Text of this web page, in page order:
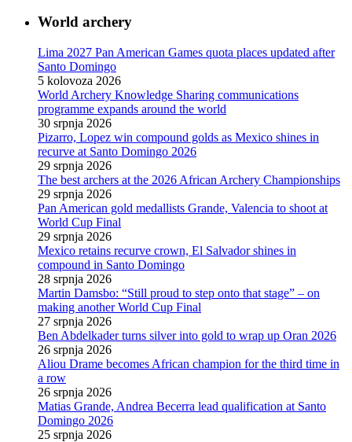
World archery
Lima 2027 Pan American Games quota places updated after
Santo Domingo
5 kolovoza 2026
World Archery Knowledge Sharing communications
programme expands around the world
30 srpnja 2026
Pizarro, Lopez win compound golds as Mexico shines in
recurve at Santo Domingo 2026
29 srpnja 2026
The best archers at the 2026 African Archery Championships
29 srpnja 2026
Pan American gold medallists Grande, Valencia to shoot at
World Cup Final
29 srpnja 2026
Mexico retains recurve crown, El Salvador shines in
compound in Santo Domingo
28 srpnja 2026
Martin Damsbo: “Still proud to step onto that stage” – on
making another World Cup Final
27 srpnja 2026
Ben Abdelkader turns silver into gold to wrap up Oran 2026
26 srpnja 2026
Aliou Drame becomes African champion for the third time in
a row
26 srpnja 2026
Matias Grande, Andrea Becerra lead qualification at Santo
Domingo 2026
25 srpnja 2026